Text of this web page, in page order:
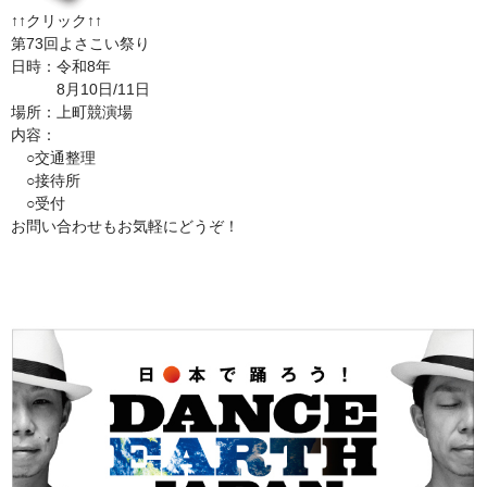
↑↑クリック↑↑
第73回よさこい祭り
日時：令和8年
8月10日/11日
場所：上町競演場
内容：
○交通整理
○接待所
○受付
お問い合わせもお気軽にどうぞ！